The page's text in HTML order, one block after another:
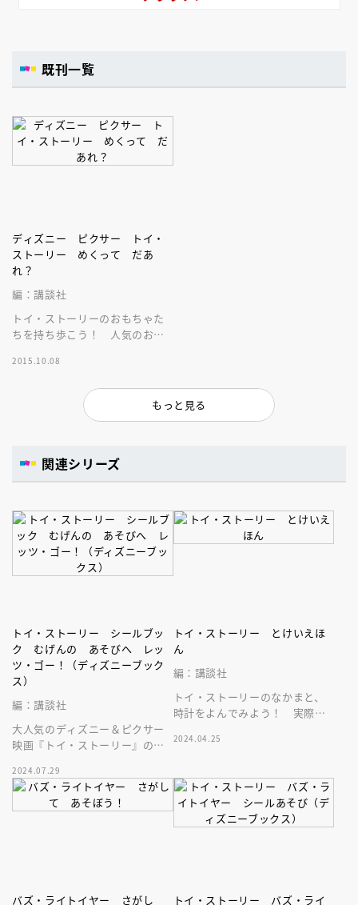
既刊一覧
ディズニー ピクサー トイ・
ストーリー めくって だあ
れ？
編：講談社
トイ・ストーリーのおもちゃた
ちを持ち歩こう！ 人気のおも
か、ヒントをみながらページを
2015.10.08
もっと見る
関連シリーズ
トイ・ストーリー シールブッ
ク むげんの あそびへ レッ
ツ・ゴー！（ディズニーブック
ス）
編：講談社
大人気のディズニー＆ピクサー
映画『トイ・ストーリー』の人
るシールブックです。
2024.07.29
トイ・ストーリー とけいえほ
ん
編：講談社
トイ・ストーリーのなかまと、
時計をよんでみよう！ 実際に
楽しみながら時計の読み方を学
2024.04.25
バズ・ライトイヤー さがし トイ・ストーリー バズ・ライ